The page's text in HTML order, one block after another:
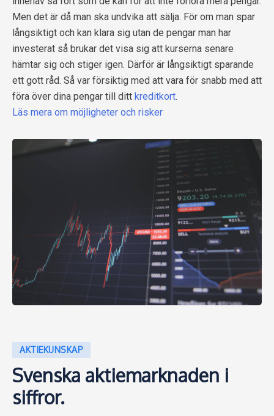
Men det är då man ska undvika att sälja. För om man spar
långsiktigt och kan klara sig utan de pengar man har
investerat så brukar det visa sig att kurserna senare
hämtar sig och stiger igen. Därför är långsiktigt sparande
ett gott råd. Så var försiktig med att vara för snabb med att
föra över dina pengar till ditt kreditkort.
Läs mera om möjligheter och risker
AKTIEKUNSKAP
Svenska aktiemarknaden i
siffror.